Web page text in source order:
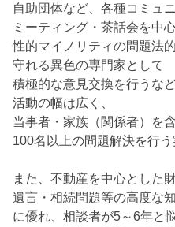
自助団体など、各種コミュ
ミーティング・茶話会を中心
性的マイノリティの問題法
守れる異色の専門家として
積極的な意見交換を行うな
活動の幅は広く、
当事者・家族（関係者）を
100名以上の問題解決を行う
また、不動産を中心とした
遺言・相続問題等の高度な
に優れ、相談者が5～6年と